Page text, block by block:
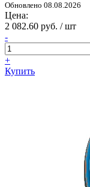
Обновлено 08.08.2026
Цена:
2 082.60 руб. / шт
-
+
Купить